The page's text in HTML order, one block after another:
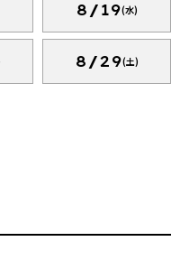
8/19(水)
8/29(土)